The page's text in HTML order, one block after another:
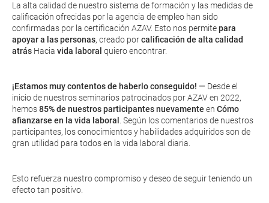
La alta calidad de nuestro sistema de formación y las medidas de
calificación ofrecidas por la agencia de empleo han sido
confirmadas por la certificación AZAV. Esto nos permitepara
apoyar a las personas, creado porcalificación de alta calidad
atrás Hacia vida laboral quiero encontrar.
¡Estamos muy contentos de haberlo conseguido! — Desde el
inicio de nuestros seminarios patrocinados por AZAV en 2022,
hemos85% de nuestros participantesnuevamente en Cómo
afianzarse en la vida laboral
. Según los comentarios de nuestros
participantes, los conocimientos y habilidades adquiridos son de
gran utilidad para todos en la vida laboral diaria.
Esto refuerza nuestro compromiso y deseo de seguir teniendo un
efecto tan positivo.